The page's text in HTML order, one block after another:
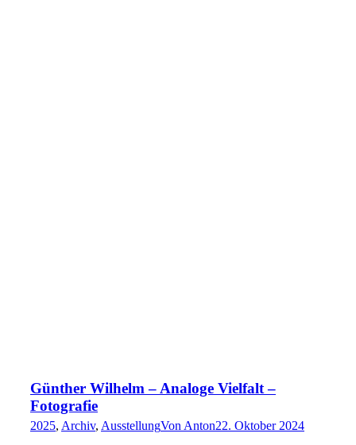
Günther Wilhelm – Analoge Vielfalt –
Fotografie
2025, Archiv, AusstellungVon Anton22. Oktober 2024